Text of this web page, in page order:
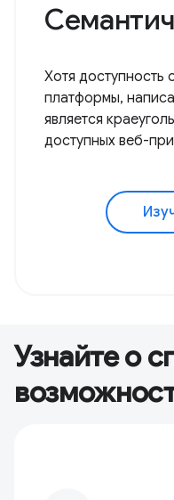
Хотя доступность
платформы,
является
доступных веб-
Узнайте о